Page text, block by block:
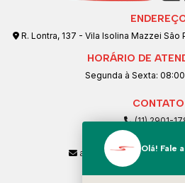
R. Lontra, 137 - Vila Isolina Mazzei
HORÁRIO DE
Segunda à Sexta:
CONTATO
(11) 2901-
(11) 99239-
Olá! Fale